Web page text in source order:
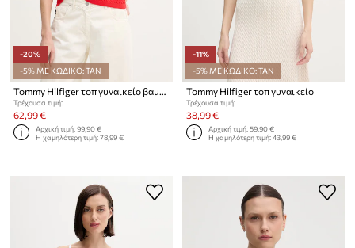
-20%
-5% ΜΕ ΚΩΔΙΚΟ: TAN
Τρέχουσα τιμή:
62,99 €
Αρχική τιμή:99,90 €
Η χαμηλότερη τιμή:78,99 €
-11%
-5% ΜΕ ΚΩΔΙΚΟ: TAN
Tommy Hilfiger τοπ γυναικείο
Τρέχουσα τιμή:
38,99 €
Αρχική τιμή:59,90 €
Η χαμηλότερη τιμή:43,99 €